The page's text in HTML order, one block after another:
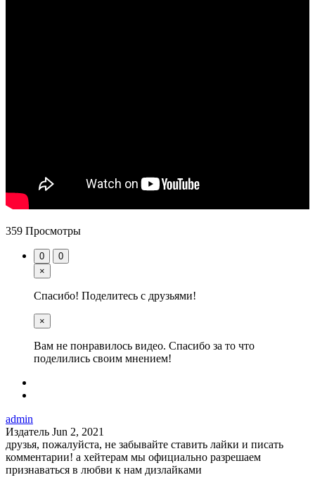
359 Просмотры
0
0
×
Спасибо! Поделитесь с друзьями!
×
Вам не понравилось видео. Спасибо за то что
поделились своим мнением!
admin
Издатель Jun 2, 2021
друзья, пожалуйста, не забывайте ставить лайки и писать
комментарии! а хейтерам мы официально разрешаем
признаваться в любви к нам дизлайками